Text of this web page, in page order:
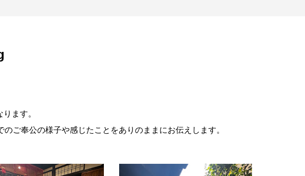
ます。
ご奉公の様子や感じたことをありのままにお伝えします。